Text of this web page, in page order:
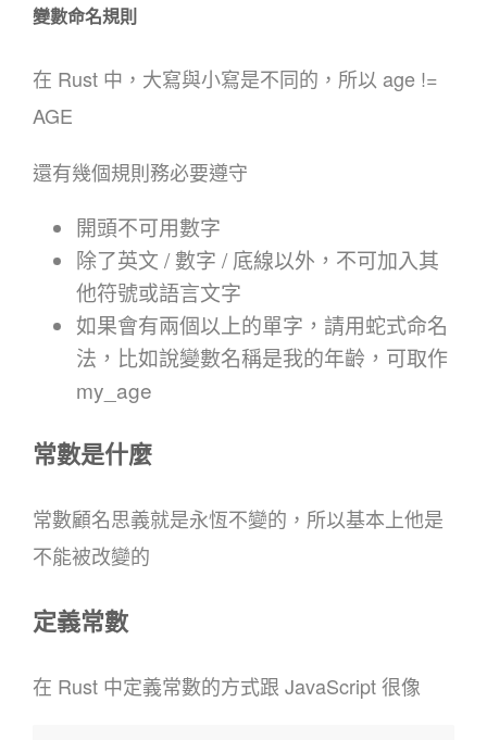
變數命名規則
在 Rust 中，大寫與小寫是不同的，所以 age !=
AGE
還有幾個規則務必要遵守
開頭不可用數字
除了英文 / 數字 / 底線以外，不可加入其
他符號或語言文字
如果會有兩個以上的單字，請用蛇式命名
法，比如說變數名稱是我的年齡，可取作
my_age
常數是什麼
常數顧名思義就是永恆不變的，所以基本上他是
不能被改變的
定義常數
在 Rust 中定義常數的方式跟 JavaScript 很像